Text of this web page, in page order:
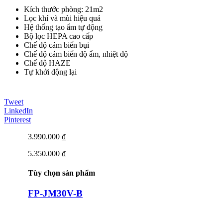
Kích thước phòng: 21m2
Lọc khí và mùi hiệu quả
Hệ thống tạo ẩm tự động
Bộ lọc HEPA cao cấp
Chế độ cảm biến bụi
Chế độ cảm biến độ ẩm, nhiệt độ
Chế độ HAZE
Tự khởi động lại
Tweet
LinkedIn
Pinterest
3.990.000 ₫
5.350.000 ₫
Tùy chọn sản phẩm
FP-JM30V-B